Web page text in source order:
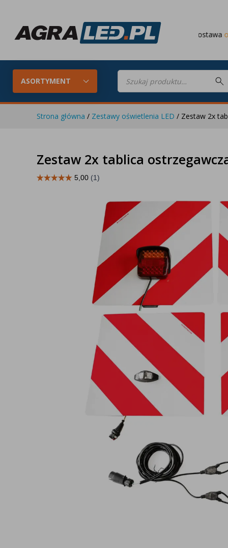
Darmowa dostawa od 649 PLN
ASORTYMENT
Wyszukiwarka
produktów
Konfigurator LED
Skompletuj oświetlenie LED do
swojego ciągnika
Lampy
Lampy
Lampy ostrzegawcze
Lampy
pozycyjne
Panele świetlne LED
Oświetlenie
wewnętrze
Opryskiwacze polowe
Oferty
Zestawy oświetlenia
Inne
Kontakt
Strona główna / Zestawy oświetlenia LED / Zestaw 2x
Zestaw 2x tablica